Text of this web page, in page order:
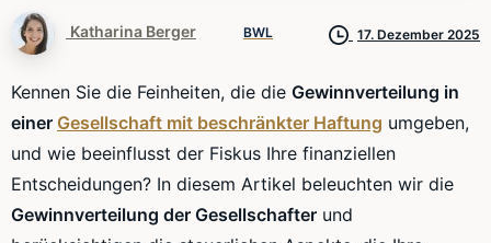
Katharina Berger BWL 17. Dezember 2025
Kennen Sie die Feinheiten, die die Gewinnverteilung in
einer Gesellschaft mit beschränkter Haftung umgeben,
und wie beeinflusst der Fiskus Ihre finanziellen
Entscheidungen? In diesem Artikel beleuchten wir die
Gewinnverteilung der Gesellschafter und